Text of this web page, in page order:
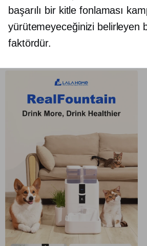
başarılı bir kitle fonlaması
yürütemeyeceğinizi belirleyen
faktördür.